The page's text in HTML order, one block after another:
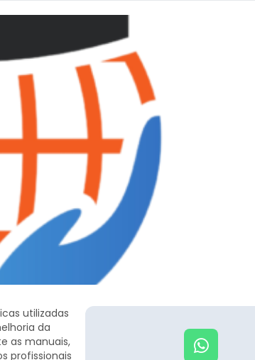
utilizadas
da
as manuais,
profissionais